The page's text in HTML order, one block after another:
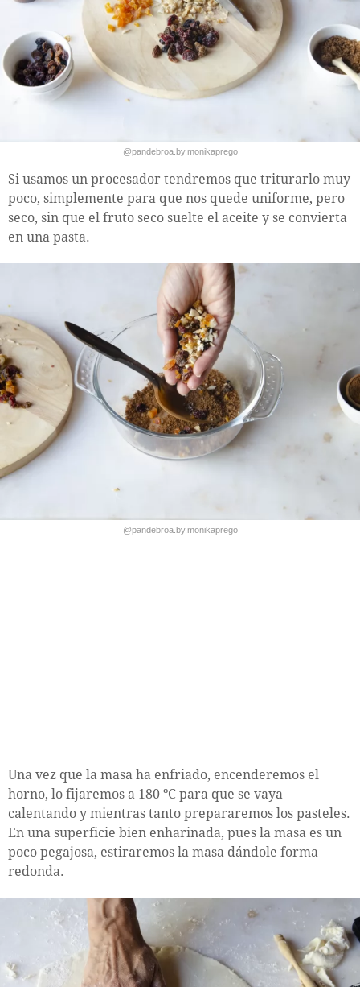
@pandebroa.by.monikaprego
Si usamos un procesador tendremos que triturarlo muy
poco, simplemente para que nos quede uniforme, pero
seco, sin que el fruto seco suelte el aceite y se convierta
en una pasta.
@pandebroa.by.monikaprego
Una vez que la masa ha enfriado, encenderemos el
horno, lo fijaremos a 180 ºC para que se vaya
calentando y mientras tanto prepararemos los pasteles.
En una superficie bien enharinada, pues la masa es un
poco pegajosa, estiraremos la masa dándole forma
redonda.